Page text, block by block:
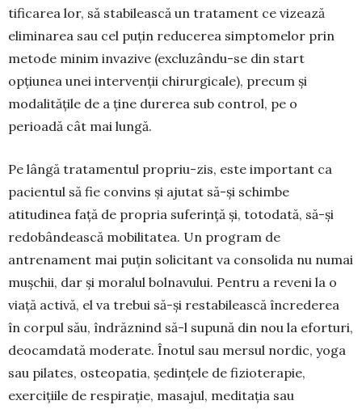
ti­ficarea lor, să stabilească un tratament ce vi­zează
eliminarea sau cel puțin reducerea simpto­melor prin
metode minim inva­zive (excluzân­du-se din start
opțiunea unei inter­venții chirurgi­cale), precum și
modalitățile de a ține durerea sub control, pe o
perioadă cât mai lungă.
Pe lângă tratamentul propriu-zis, este impor­tant ca
pacientul să fie convins și ajutat să-și schimbe
atitudinea față de propria suferință și, totodată, să-și
redobândească mobilitatea. Un pro­gram de
antrenament mai puțin solicitant va consolida nu numai
mușchii, dar și moralul bol­navului. Pentru a reveni la o
viață activă, el va trebui să-și restabilească încrederea
în corpul său, îndrăznind să-l supună din nou la eforturi,
deo­camdată moderate. Înotul sau mersul nordic, yoga
sau pilates, osteopatia, ședințele de fizio­terapie,
exercițiile de respirație, masajul, medita­ția sau